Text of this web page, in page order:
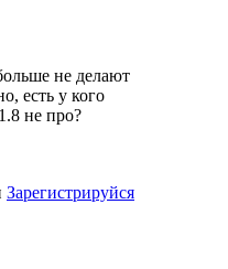
не делают
есть у кого
не про?
Зарегистрируйся